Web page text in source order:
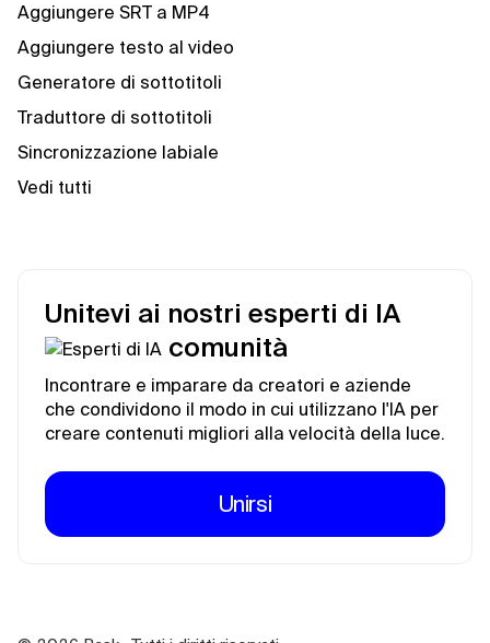
Aggiungere SRT a MP4
Aggiungere testo al video
Generatore di sottotitoli
Traduttore di sottotitoli
Sincronizzazione labiale
Vedi tutti
Unitevi ai nostri esperti di IA
comunità
Incontrare e imparare da creatori e aziende
che condividono il modo in cui utilizzano l'IA per
creare contenuti migliori alla velocità della luce.
Unirsi